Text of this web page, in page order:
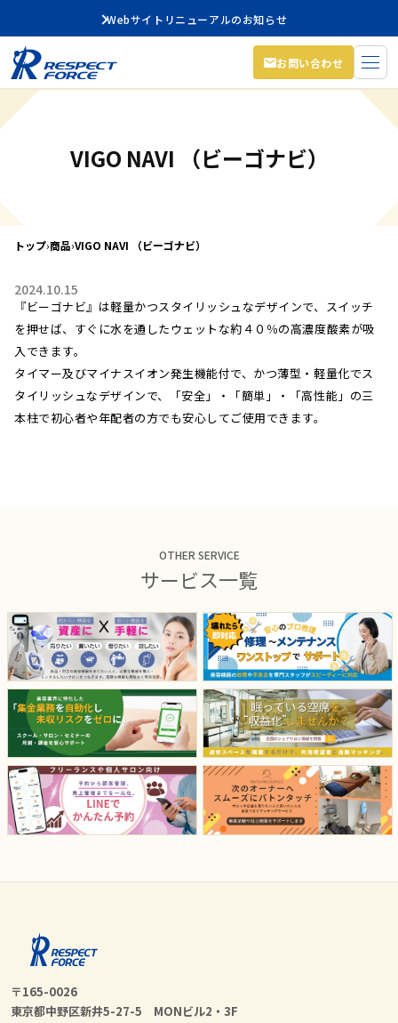
Webサイトリニューアルのお知らせ
お問い合わせ
VIGO NAVI （ビーゴナビ）
トップ›商品›VIGO NAVI （ビーゴナビ）
2024.10.15
『ビーゴナビ』は軽量かつスタイリッシュなデザインで、スイッチ
を押せば、すぐに水を通したウェットな約４０％の高濃度酸素が吸
入できます。
タイマー及びマイナスイオン発生機能付で、かつ薄型・軽量化でス
タイリッシュなデザインで、「安全」・「簡単」・「高性能」の三
本柱で初心者や年配者の方でも安心してご使用できます。
OTHER SERVICE
サービス一覧
〒165-0026
東京都中野区新井5-27-5 MONビル2・3F